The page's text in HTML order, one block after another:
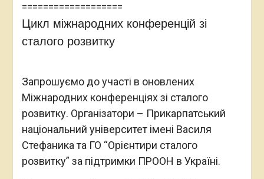
===================
Цикл міжнародних конференцій зі
сталого розвитку
Запрошуємо до участі в оновлених
Міжнародних конференціях зі сталого
розвитку. Організатори – Прикарпатський
національний університет імені Василя
Стефаника та ГО “Орієнтири сталого
розвитку” за підтримки ПРООН в Україні.